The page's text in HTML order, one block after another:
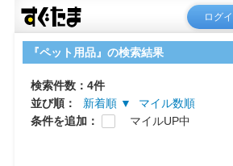
ログ
『ペット用品』の検索結果
検索件数：4件
並び順：
新着順 ▼
マイル数順
条件を追加：
マイルUP中